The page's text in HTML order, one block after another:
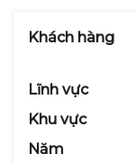
Khách hàng
Lĩnh vực
Khu vực
Năm